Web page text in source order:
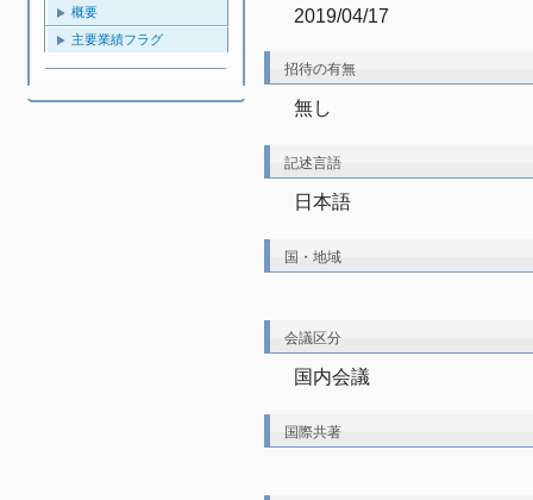
概要
主要業績フラグ
2019/04/17
招待の有無
無し
記述言語
日本語
国・地域
会議区分
国内会議
国際共著